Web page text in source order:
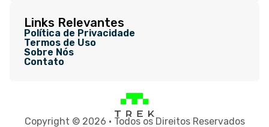
Links Relevantes
Política de Privacidade
Termos de Uso
Sobre Nós
Contato
Copyright © 2026 • Todos os Direitos Reservados